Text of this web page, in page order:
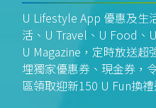
U Lifestyle App 優惠及生
活、U Travel、U Food、
U Magazine，定時放送
埋獨家優惠券、現金券，
區領取迎新150 U Fun換禮